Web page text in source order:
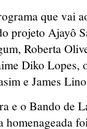
que vai
projeto Ajayô
Roberta
Diko Lopes,
e James
e o Bando de
homenageada